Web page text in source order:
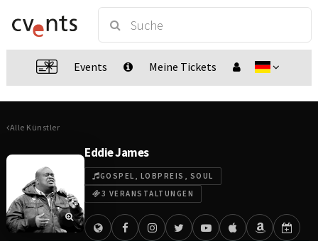
Events Meine Tickets
Alle Künstler
Eddie James
GOSPEL, LOBPREIS, SOUL
3 VERANSTALTUNGEN